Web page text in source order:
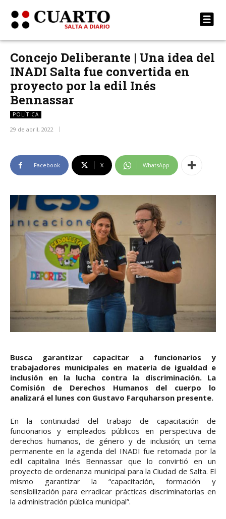
Concejo Deliberante | Una idea del
INADI Salta fue convertida en
proyecto por la edil Inés
Bennassar
POLÍTICA
29 de abril, 2022
Facebook X WhatsApp
Busca garantizar capacitar a funcionarios y
trabajadores municipales en materia de igualdad e
inclusión en la lucha contra la discriminación. La
Comisión de Derechos Humanos del cuerpo lo
analizará el lunes con Gustavo Farquharson presente.
En la continuidad del trabajo de capacitación de
funcionarios y empleados públicos en perspectiva de
derechos humanos, de género y de inclusión; un tema
permanente en la agenda del INADI fue retomada por la
edil capitalina Inés Bennassar que lo convirtió en un
proyecto de ordenanza municipal para la Ciudad de Salta. El
mismo garantizar la “capacitación, formación y
sensibilización para erradicar prácticas discriminatorias en
la administración pública municipal”.